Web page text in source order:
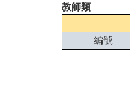
教師類
編號